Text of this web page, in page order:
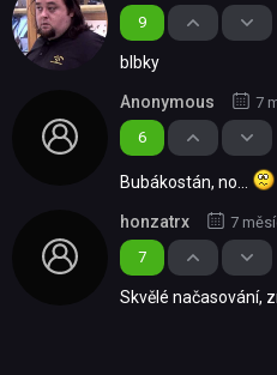
9
blbky
6
Anonymous 7
Bubákostán, no...
7
honzatrx 7
Skvělé načasování,